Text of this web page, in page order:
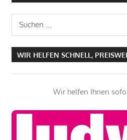
Suchen
WIR HELFEN SCHNELL,
Wir helfen Ihnen